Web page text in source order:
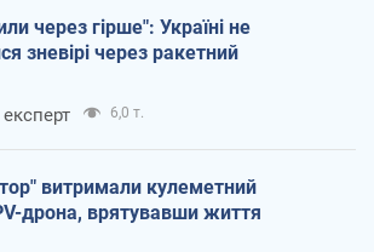
через гірше": Україні не
зневірі через ракетний
6,0 т.
витримали кулеметний
дрона, врятувавши життя